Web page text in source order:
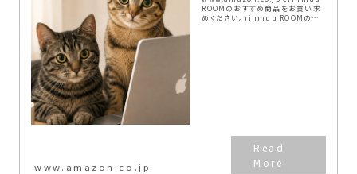
ROOMのおすすめ商品をお買い求
めください。rinmuu ROOMのお
www.amazon.co.jp